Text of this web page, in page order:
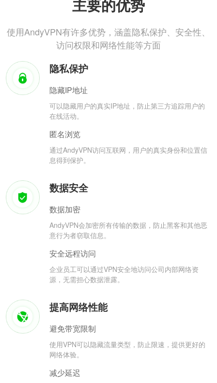
主要的优势
使用AndyVPN有许多优势，涵盖隐私保护、安全性、
访问权限和网络性能等方面
隐私保护
隐藏IP地址
可以隐藏用户的真实IP地址，防止第三方追踪用户的
在线活动。
匿名浏览
通过AndyVPN访问互联网，用户的真实身份和位置信
息得到保护。
数据安全
数据加密
AndyVPN会加密所有传输的数据，防止黑客和其他恶
意行为者窃取信息。
安全远程访问
企业员工可以通过VPN安全地访问公司内部网络资
源，无需担心数据泄露。
提高网络性能
避免带宽限制
使用VPN可以隐藏流量类型，防止限速，提供更好的
网络体验。
减少延迟